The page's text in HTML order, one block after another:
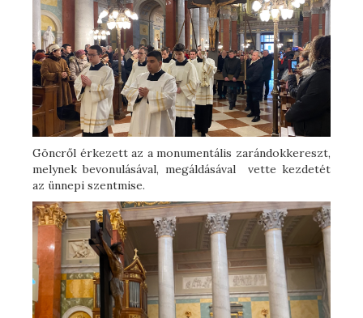
Göncről érkezett az a monumentális zarándokkereszt,
melynek bevonulásával, megáldásával vette kezdetét
az ünnepi szentmise.